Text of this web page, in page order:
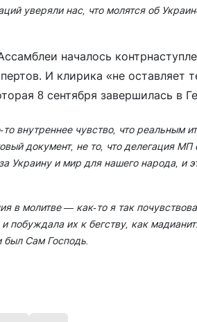
уверяли нас, что молятся об
началось
И клирика «не оставляет
8 сентября завершилась в
внутреннее чувство, что реальным
документ, не то, что делегация
Украину и мир для нашего народа, и
в молитве — как-то я так
побуждала их к бегству, как
был Сам Господь.